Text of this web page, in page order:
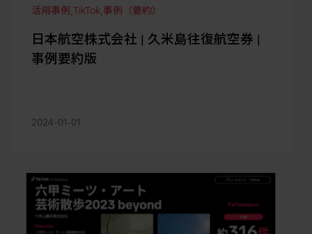
活用事例 , TikTok,事例（要約）
日本航空株式会社 | 久米島往復航空券 |
事例要約版
2024-01-01